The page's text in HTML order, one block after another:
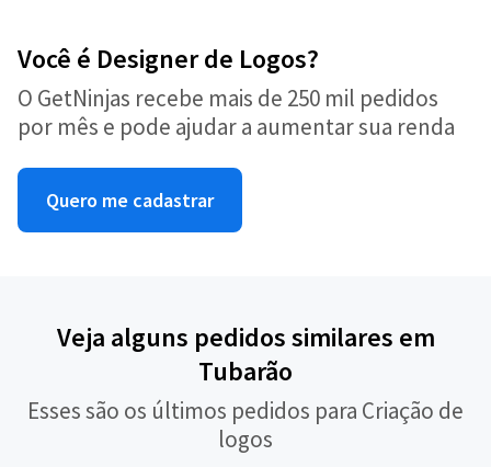
Você é Designer de Logos?
O GetNinjas recebe mais de 250 mil pedidos
por mês e pode ajudar a aumentar sua renda
Quero me cadastrar
Veja alguns pedidos similares em
Tubarão
Esses são os últimos pedidos para Criação de
logos